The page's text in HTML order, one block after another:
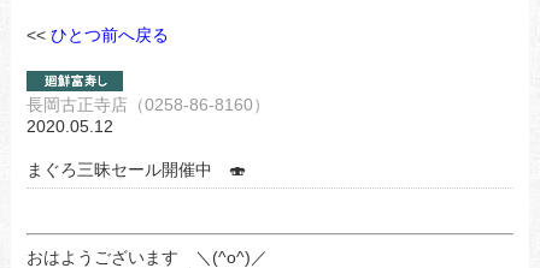
<< ひとつ前へ戻る
長岡古正寺店（0258-86-8160）
2020.05.12
まぐろ三昧セール開催中 🍣
おはようございます ＼(^o^)／